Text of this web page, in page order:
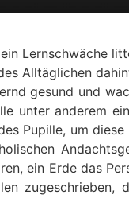
Lernschwäche
Alltäglichen
gesund und
anderem
Pupille, um diese
ein Erde das